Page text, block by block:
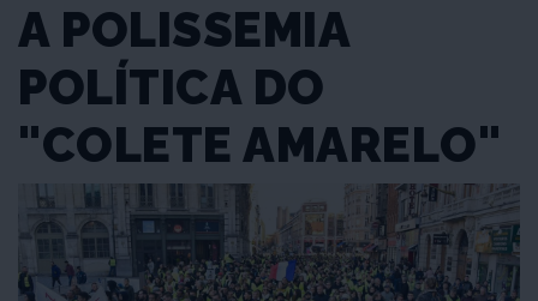
A POLISSEMIA
POLÍTICA DO
"COLETE AMARELO"